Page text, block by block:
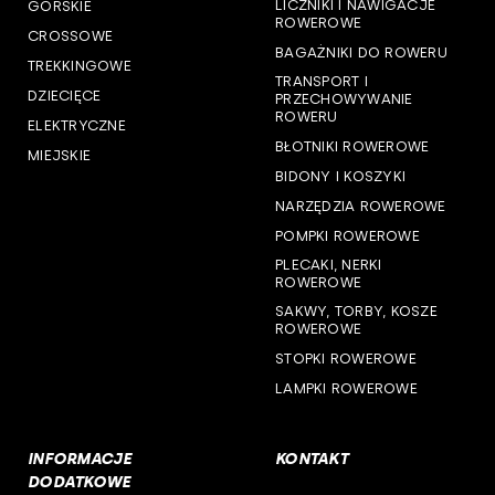
woj. pomorskie
woj. śląskie
woj. warmińsko-mazurskie
GÓRSKIE
CROSSOWE
TREKKINGOWE
DZIECIĘCE
ELEKTRYCZNE
MIEJSKIE
LICZNIKI I NAWIGACJE
ROWEROWE
BAGAŻNIKI DO ROWERU
TRANSPORT I
PRZECHOWYWANIE
ROWERU
BŁOTNIKI ROWEROWE
BIDONY I KOSZYKI
NARZĘDZIA ROWEROWE
POMPKI ROWEROWE
PLECAKI, NERKI
ROWEROWE
SAKWY, TORBY, KOSZE
ROWEROWE
STOPKI ROWEROWE
LAMPKI ROWEROWE
INFORMACJE
DODATKOWE
KONTAKT